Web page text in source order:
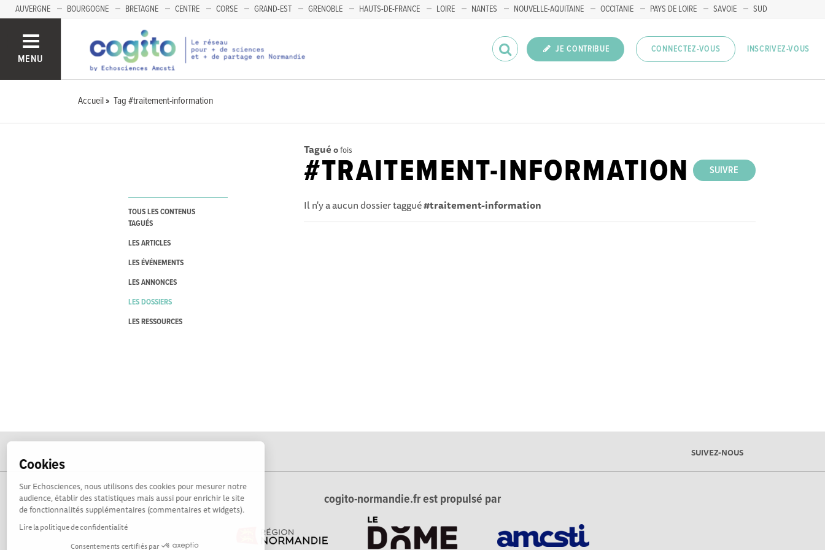
Cookies
Sur Echosciences, nous utilisons des cookies pour mesurer notre
audience, établir des statistiques mais aussi pour enrichir le site
de fonctionnalités supplémentaires (commentaires et widgets).
Lire la politique de confidentialité
Consentements certifiés par
AUVERGNE BOURGOGNE BRETAGNE CENTRE CORSE GRAND-EST GRENOBLE HAUTS-DE-FRANCE LOIRE NANTES NOUVELLE-AQUITAINE OCCITANIE PAYS DE LOIRE SAVOIE SUD
MENU
JE CONTRIBUE CONNECTEZ-VOUS INSCRIVEZ-VOUS
Accueil Tag #traitement-information
TOUS LES CONTENUS
TAGUÉS
LES ARTICLES
LES ÉVÉNEMENTS
LES ANNONCES
LES DOSSIERS
LES RESSOURCES
Tagué 0fois
SUIVRE
#TRAITEMENT-INFORMATION
Il n'y a aucun dossier taggué#traitement-information
SUIVEZ-NOUS
cogito-normandie.fr est propulsé par